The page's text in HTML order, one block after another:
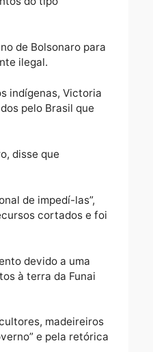
não pode
ativistas e de uma
ter o direito de
de royalties de
do tipo
ilegal.
de povos indígenas,
outubro, disse que